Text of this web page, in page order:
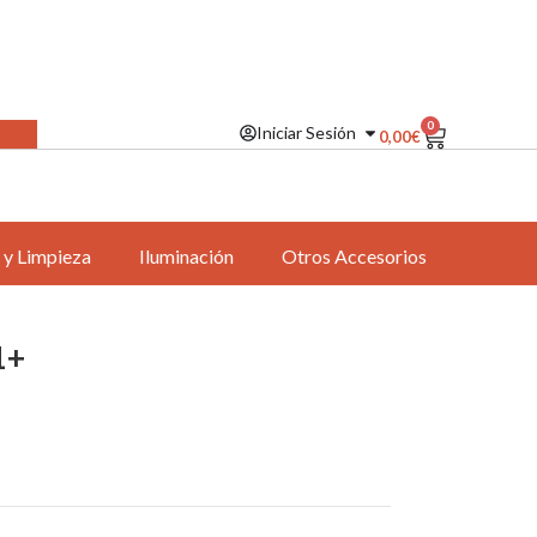
Iniciar Sesión 0,00€
0
Limpieza Iluminación Otros Accesorios